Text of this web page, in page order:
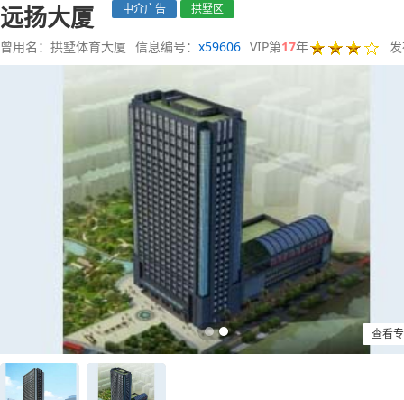
远扬大厦 中介广告 拱墅区
曾用名：拱墅体育大厦 信息编号： x59606 VIP第17年
查看